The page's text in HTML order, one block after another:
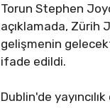
Torun Stephen
açıklamada, Zürih
gelişmenin
ifade edildi.
Dublin'de